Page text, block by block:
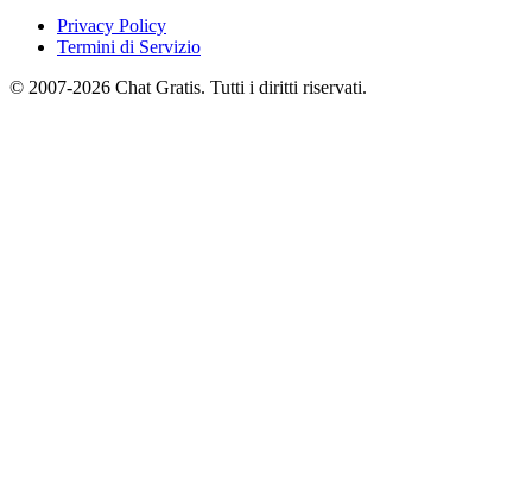
Privacy Policy
Termini di Servizio
© 2007-2026 Chat Gratis. Tutti i diritti riservati.